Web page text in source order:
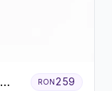
RON259